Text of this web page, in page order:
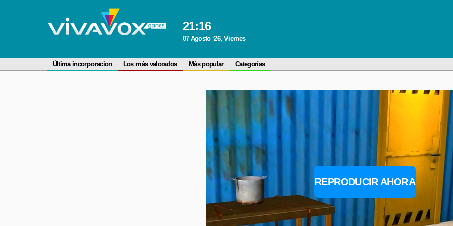
21:16
07 Agosto ‘26, Viernes
Última incorporacion Los más valorados Más popular Categorías
REPRODUCIR AHORA